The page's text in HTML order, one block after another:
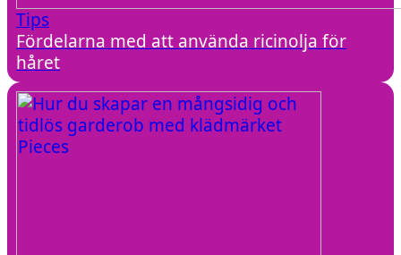
Tips
Fördelarna med att använda ricinolja för
håret